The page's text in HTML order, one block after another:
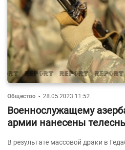
Общество - 28.05.2023 11:52
Военнослужащему
армии нанесены
В результате массовой драки в